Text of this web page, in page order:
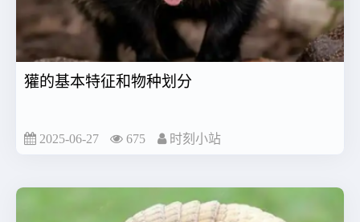
獾的基本特征和物种划分
2025-06-27 675 时刻小站